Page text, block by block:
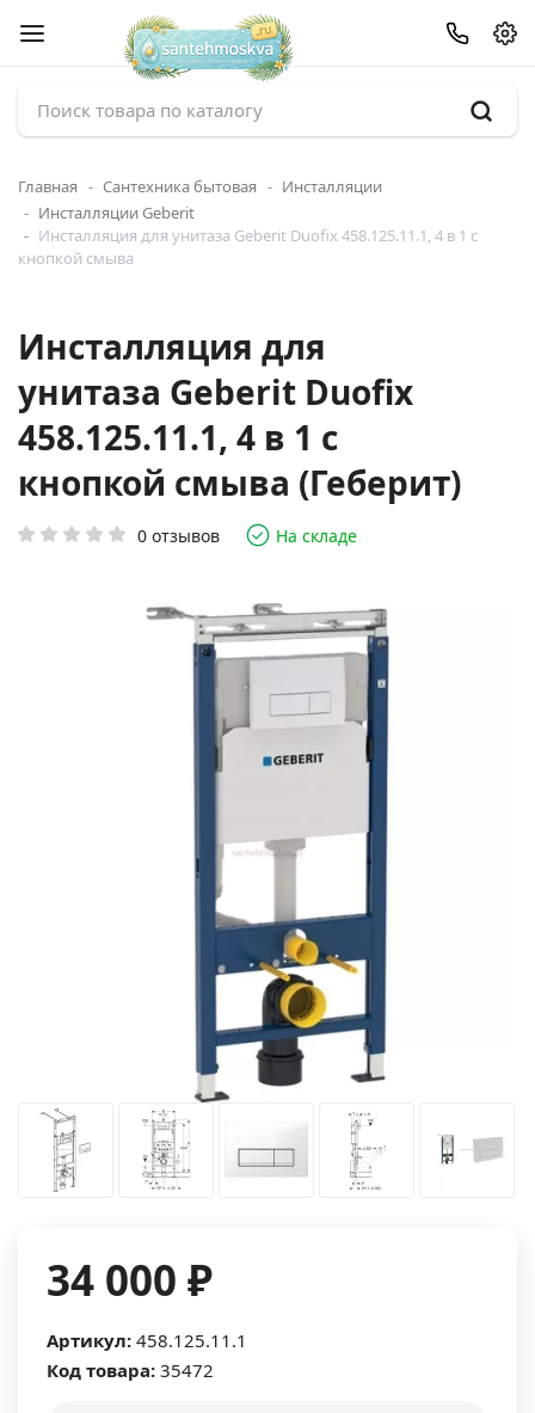
Главная Сантехника бытовая
Инсталляции
Инсталляции Geberit
Инсталляция для унитаза Geberit Duofix 458.125.11.1, 4 в 1 с
кнопкой смыва
Инсталляция для
унитаза Geberit Duofix
458.125.11.1, 4 в 1 с
кнопкой смыва (Геберит)
0 отзывов На складе
34 000 ₽
Артикул: 458.125.11.1
Код товара: 35472